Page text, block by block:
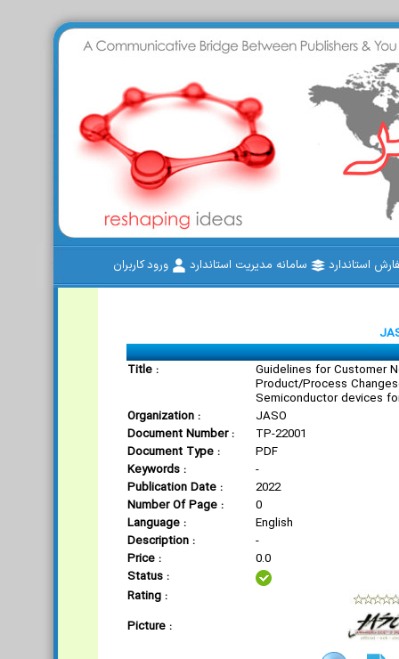
استاندارد سامانه مدیریت استاندارد ورود کاربران
Title :
Guidelines for Customer
Product/Process
Semiconductor devices
Organization :
JASO
Document Number :
TP-22001
Document Type :
PDF
Keywords :
-
Publication Date :
2022
Number Of Page :
0
Language :
English
Description :
-
Price :
0.0
Status :
Rating :
Picture :